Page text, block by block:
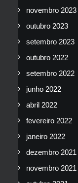
novembro 2023
outubro 2023
setembro 2023
outubro 2022
setembro 2022
junho 2022
abril 2022
fevereiro 2022
janeiro 2022
dezembro 2021
novembro 2021